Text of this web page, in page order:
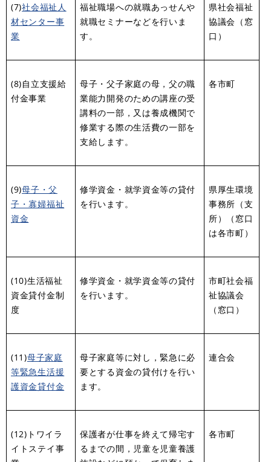
(7)社会福祉人
材センター事
業
福祉職場への就職あっせんや
就職セミナーなどを行いま
す。
県社会福祉
協議会（窓
口）
(8)自立支援給
付金事業
母子・父子家庭の母，父の職
業能力開発のための講座の受
講料の一部，又は養成機関で
修業する際の生活費の一部を
支給します。
各市町
(9)母子・父
子・寡婦福祉
資金
修学資金・就学資金等の貸付
を行います。
県厚生環境
事務所（支
所）（窓口
は各市町）
(10)生活福祉
資金貸付金制
度
修学資金・就学資金等の貸付
を行います。
市町社会福
祉協議会
（窓口）
(11)母子家庭
等緊急生活援
護資金貸付金
母子家庭等に対し，緊急に必
要とする資金の貸付けを行い
ます。
連合会
(12)トワイラ
イトステイ事
保護者が仕事を終えて帰宅す
るまでの間，児童を児童養護
各市町